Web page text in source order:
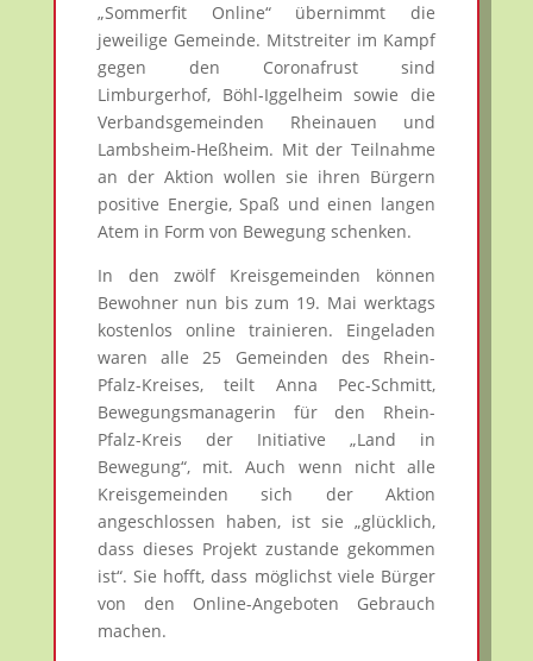
„Sommerfit Online“ übernimmt die
jeweilige Gemeinde. Mitstreiter im Kampf
gegen den Coronafrust sind
Limburgerhof, Böhl-Iggelheim sowie die
Verbandsgemeinden Rheinauen und
Lambsheim-Heßheim. Mit der Teilnahme
an der Aktion wollen sie ihren Bürgern
positive Energie, Spaß und einen langen
Atem in Form von Bewegung schenken.
In den zwölf Kreisgemeinden können
Bewohner nun bis zum 19. Mai werktags
kostenlos online trainieren. Eingeladen
waren alle 25 Gemeinden des Rhein-
Pfalz-Kreises, teilt Anna Pec-Schmitt,
Bewegungsmanagerin für den Rhein-
Pfalz-Kreis der Initiative „Land in
Bewegung“, mit. Auch wenn nicht alle
Kreisgemeinden sich der Aktion
angeschlossen haben, ist sie „glücklich,
dass dieses Projekt zustande gekommen
ist“. Sie hofft, dass möglichst viele Bürger
von den Online-Angeboten Gebrauch
machen.